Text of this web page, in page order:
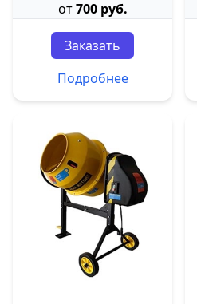
от700 руб.
Заказать
Подробнее